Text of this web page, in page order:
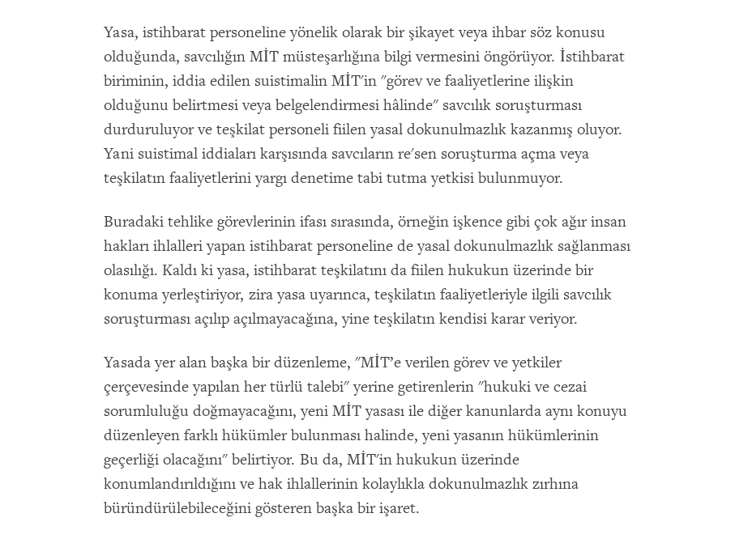
Yasa, istihbarat personeline yönelik olarak bir şikayet veya ihbar söz konusu
olduğunda, savcılığın MİT müsteşarlığına bilgi vermesini öngörüyor. İstihbarat
biriminin, iddia edilen suistimalin MİT'in "görev ve faaliyetlerine ilişkin
olduğunu belirtmesi veya belgelendirmesi hâlinde" savcılık soruşturması
durduruluyor ve teşkilat personeli fiilen yasal dokunulmazlık kazanmış oluyor.
Yani suistimal iddiaları karşısında savcıların re'sen soruşturma açma veya
teşkilatın faaliyetlerini yargı denetime tabi tutma yetkisi bulunmuyor.
Buradaki tehlike görevlerinin ifası sırasında, örneğin işkence gibi çok ağır insan
hakları ihlalleri yapan istihbarat personeline de yasal dokunulmazlık sağlanması
olasılığı. Kaldı ki yasa, istihbarat teşkilatını da fiilen hukukun üzerinde bir
konuma yerleştiriyor, zira yasa uyarınca, teşkilatın faaliyetleriyle ilgili savcılık
soruşturması açılıp açılmayacağına, yine teşkilatın kendisi karar veriyor.
Yasada yer alan başka bir düzenleme, "MİT’e verilen görev ve yetkiler
çerçevesinde yapılan her türlü talebi" yerine getirenlerin "hukuki ve cezai
sorumluluğu doğmayacağını, yeni MİT yasası ile diğer kanunlarda aynı konuyu
düzenleyen farklı hükümler bulunması halinde, yeni yasanın hükümlerinin
geçerliği olacağını" belirtiyor. Bu da, MİT'in hukukun üzerinde
konumlandırıldığını ve hak ihlallerinin kolaylıkla dokunulmazlık zırhına
büründürülebileceğini gösteren başka bir işaret.